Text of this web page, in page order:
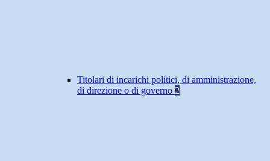
Titolari di incarichi politici, di amministrazione,
di direzione o di governo 2